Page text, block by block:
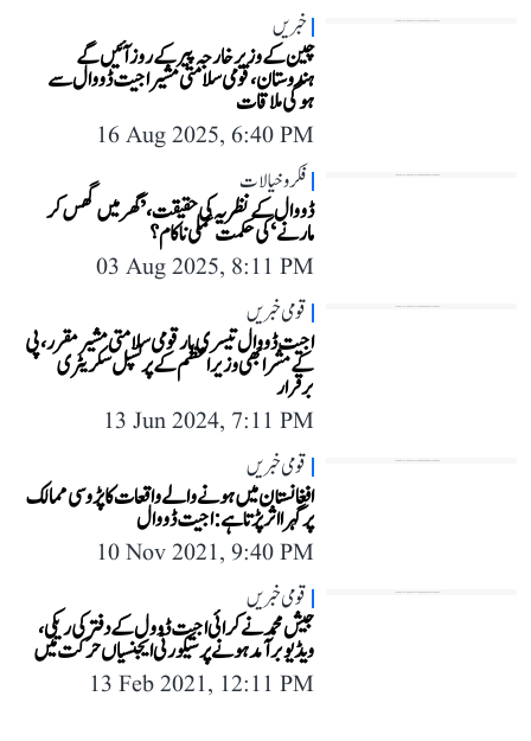
خبریں
چین کے وزیر خارجہ پیر کے روز آئیں گے
ہندوستان، قومی سلامتی مشیر اجیت ڈووال سے
ہوگی ملاقات
16 Aug 2025, 6:40 PM
فکر و خیالات
ڈووال کے نظریہ کی حقیقت، ’گھر میں گھس کر
مارنے‘ کی حکمت عملی ناکام؟
03 Aug 2025, 8:11 PM
قومی خبریں
اجیت ڈووال تیسری بار قومی سلامتی مشیر مقرر، پی
کے مشرا بھی وزیر اعظم کے پرنسپل سکریٹری
برقرار
13 Jun 2024, 7:11 PM
قومی خبریں
افغانستان میں ہونے والے واقعات کا پڑوسی ممالک
پر گہرا اثر پڑتا ہے: اجیت ڈووال
10 Nov 2021, 9:40 PM
قومی خبریں
جیش محمد نے کرائی اجیت ڈوول کے دفتر کی ریکی،
ویڈیو برآمد ہونے پر سیکورٹی ایجنسیاں حرکت میں
13 Feb 2021, 12:11 PM